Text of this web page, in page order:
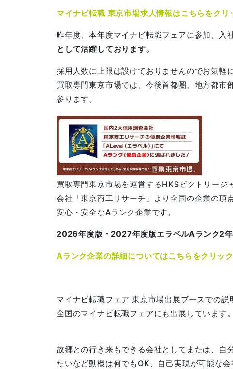
マイナビ転職 東京市場求人情報はこちらをクリ
昨年度、本年度マイナビ転職フェアに参加、入
として活躍しております。
採用人数に上限は設けておりませんのでお気軽
買取専門東京市場では、今後首都圏、地方都市
参ります。
買取専門東京市場を運営するHKSビクトリージ
会社「東京商工リサーチ」より全国の企業の頂
安心・安全なAランク企業です。
2026年度版・2027年度版エラベルAランク2年
Aランク企業の詳細についてはこちらをクリック
マイナビ転職フェア 東京市場出展ブースでの説
全国のマイナビ転職フェアにも出展しています。
故郷との行き来もできる会社としてまたは、自
たいなど動機は何でもOK、自己実現が可能な会